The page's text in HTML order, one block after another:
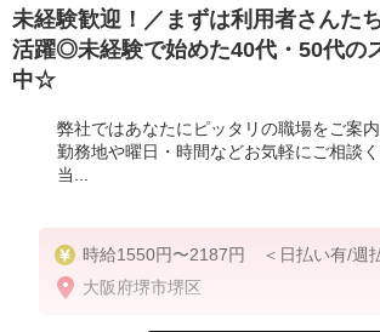
未経験歓迎！／まずは利用者さんた
活躍◎未経験で始めた40代・50代の
中☆
弊社ではあなたにピッタリの職場をご案
勤務地や曜日・時間などお気軽にご相談
当...
時給1550円〜2187円 ＜日払い有/週
全支給(ガソリン代含む)＞
大阪府堺市堺区